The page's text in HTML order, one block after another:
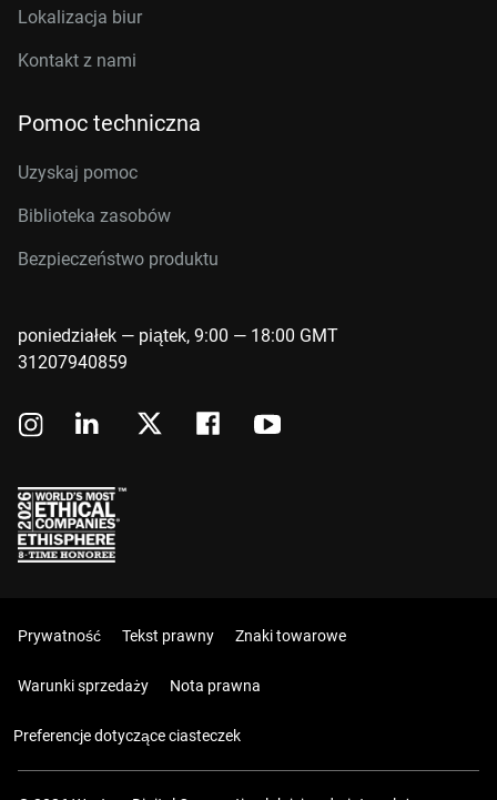
Lokalizacja biur
Kontakt z nami
Pomoc techniczna
Uzyskaj pomoc
Biblioteka zasobów
Bezpieczeństwo produktu
poniedziałek — piątek, 9:00 — 18:00 GMT
31207940859
Prywatność Tekst prawny Znaki towarowe
Warunki sprzedaży Nota prawna
Preferencje dotyczące ciasteczek